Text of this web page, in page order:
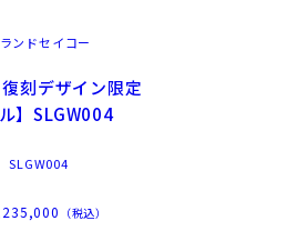
ンドセイコー
復刻デザイン限定
】SLGW004
SLGW004
（税込）